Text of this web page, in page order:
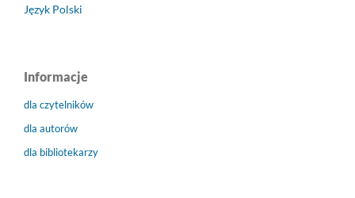
Język Polski
Informacje
dla czytelników
dla autorów
dla bibliotekarzy